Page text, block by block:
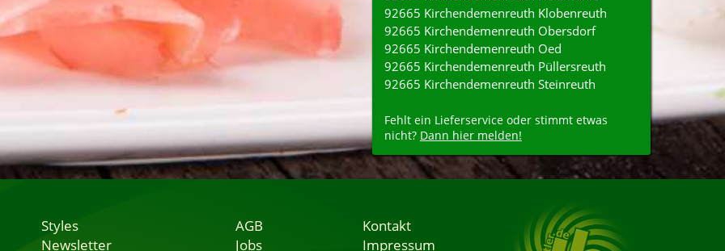
92665 Kirchendemenreuth Klobenreuth
92665 Kirchendemenreuth Obersdorf
92665 Kirchendemenreuth Oed
92665 Kirchendemenreuth Püllersreuth
92665 Kirchendemenreuth Steinreuth
Fehlt ein Lieferservice oder stimmt etwas
nicht? Dann hier melden!
Styles
Newsletter
AGB
Jobs
Kontakt
Impressum